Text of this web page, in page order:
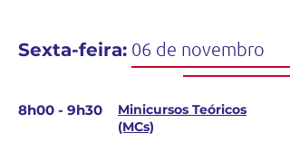
Sexta-feira: 06 de novembro
8h00 - 9h30
Minicursos Teóricos
(MCs)